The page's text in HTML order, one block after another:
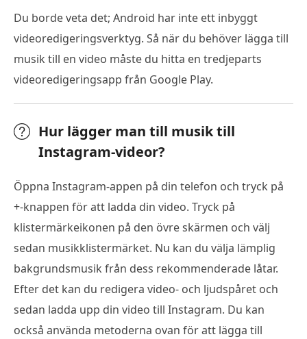
Du borde veta det; Android har inte ett inbyggt
videoredigeringsverktyg. Så när du behöver lägga till
musik till en video måste du hitta en tredjeparts
videoredigeringsapp från Google Play.
Hur lägger man till musik till
Instagram-videor?
Öppna Instagram-appen på din telefon och tryck på
+-knappen för att ladda din video. Tryck på
klistermärkeikonen på den övre skärmen och välj
sedan musikklistermärket. Nu kan du välja lämplig
bakgrundsmusik från dess rekommenderade låtar.
Efter det kan du redigera video- och ljudspåret och
sedan ladda upp din video till Instagram. Du kan
också använda metoderna ovan för att lägga till